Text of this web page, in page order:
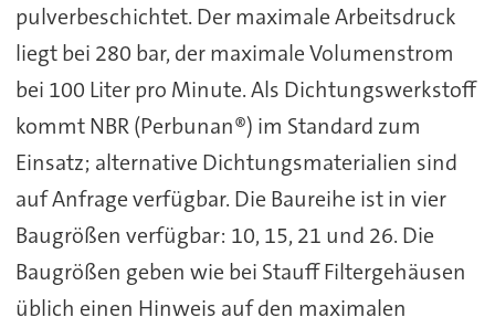
pulverbeschichtet. Der maximale Arbeitsdruck
liegt bei 280 bar, der maximale Volumenstrom
bei 100 Liter pro Minute. Als Dichtungswerkstoff
kommt NBR (Perbunan®) im Standard zum
Einsatz; alternative Dichtungsmaterialien sind
auf Anfrage verfügbar. Die Baureihe ist in vier
Baugrößen verfügbar: 10, 15, 21 und 26. Die
Baugrößen geben wie bei Stauff Filtergehäusen
üblich einen Hinweis auf den maximalen